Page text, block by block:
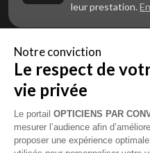
leur prestation.
Vous êtes un
vous souhaitez
Contactez
Notre conviction
Le respect de
vie privée
Le portail OPTICIENS PAR
mesurer l’audience afin
proposer une expérience